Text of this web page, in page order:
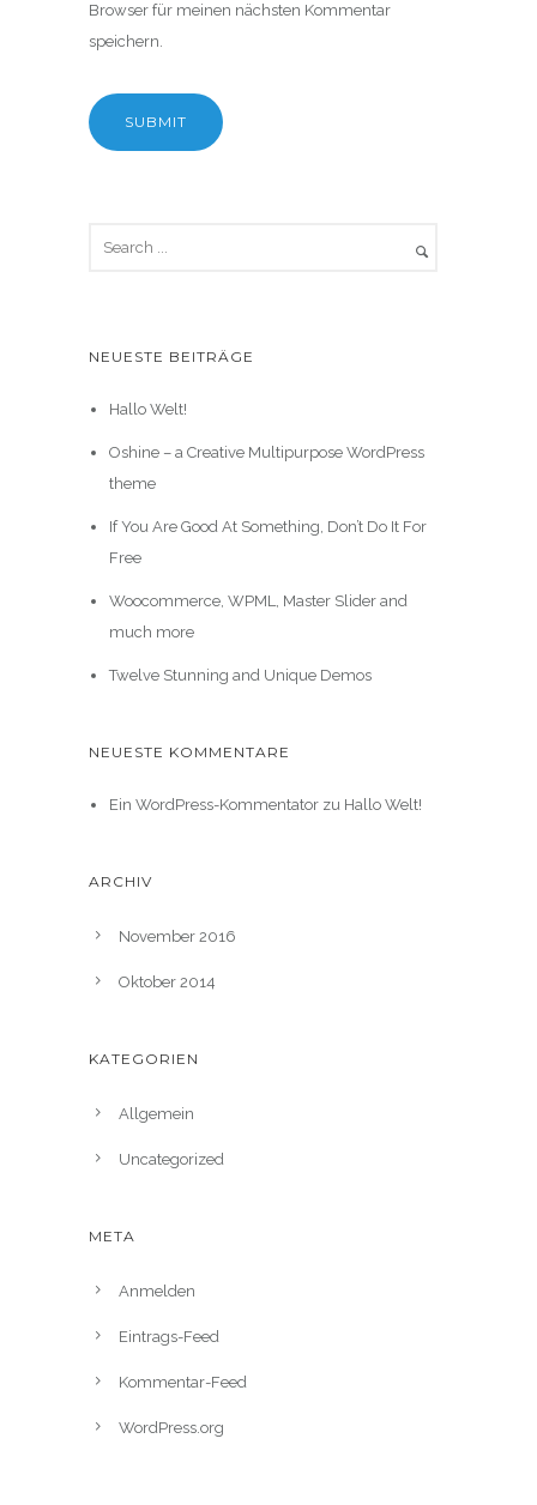
Browser für meinen nächsten Kommentar
speichern.
NEUESTE BEITRÄGE
Hallo Welt!
Oshine – a Creative Multipurpose WordPress
theme
If You Are Good At Something, Don’t Do It For
Free
Woocommerce, WPML, Master Slider and
much more
Twelve Stunning and Unique Demos
NEUESTE KOMMENTARE
Ein WordPress-Kommentatorzu Hallo Welt!
ARCHIV
November 2016
Oktober 2014
KATEGORIEN
Allgemein
Uncategorized
META
Anmelden
Eintrags-Feed
Kommentar-Feed
WordPress.org